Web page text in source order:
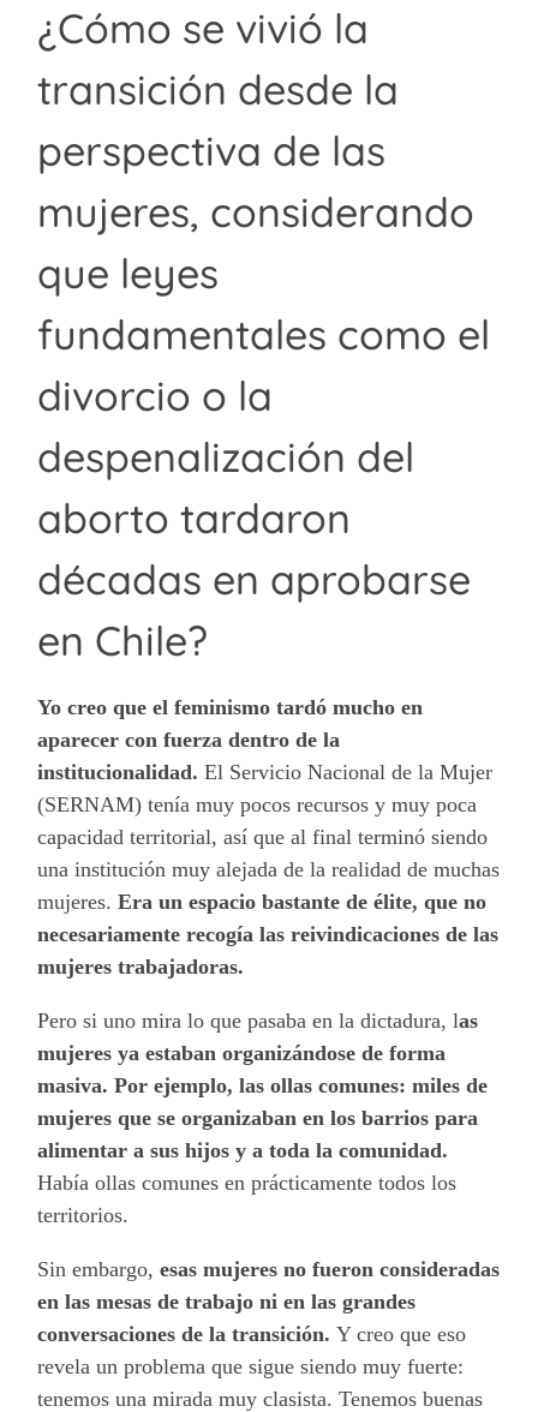
¿Cómo se vivió la
transición desde la
perspectiva de las
mujeres, considerando
que leyes
fundamentales como el
divorcio o la
despenalización del
aborto tardaron
décadas en aprobarse
en Chile?
Yo creo que el feminismo tardó mucho en
aparecer con fuerza dentro de la
institucionalidad.El Servicio Nacional de la Mujer
(SERNAM) tenía muy pocos recursos y muy poca
capacidad territorial, así que al final terminó siendo
una institución muy alejada de la realidad de muchas
mujeres.Era un espacio bastante de élite, que no
necesariamente recogía las reivindicaciones de las
mujeres trabajadoras.
Pero si uno mira lo que pasaba en la dictadura, las
mujeres ya estaban organizándose de forma
masiva. Por ejemplo, las ollas comunes: miles de
mujeres que se organizaban en los barrios para
alimentar a sus hijos y a toda la comunidad.
Había ollas comunes en prácticamente todos los
territorios.
Sin embargo,esas mujeres no fueron consideradas
en las mesas de trabajo ni en las grandes
conversaciones de la transición.Y creo que eso
revela un problema que sigue siendo muy fuerte:
tenemos una mirada muy clasista. Tenemos buenas